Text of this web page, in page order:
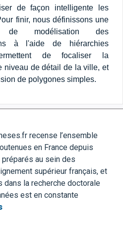
de façon intelligente les
finir, nous définissons une
de modélisation des
à l'aide de hiérarchies
de focaliser la
niveau de détail de la ville, et
de polygones simples.
recense l’ensemble
en France depuis
au sein des
supérieur français, et
dans la recherche doctorale
est en constante